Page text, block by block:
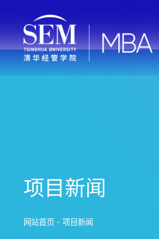
项目新闻
网站首页 -项目新闻